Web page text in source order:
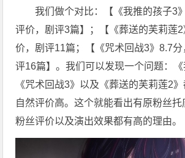
我们做个对比：【《我推的孩子3
评价，剧评3篇】；【《葬送的芙莉莲
价，剧评11篇；【《咒术回战3》8.7分
评16篇】。我们可以发现一个问题：《
《咒术回战3》以及《葬送的芙莉莲2
自然评价高。这个就能看出有原粉丝托
粉丝评价以及演出效果都有高的理由。